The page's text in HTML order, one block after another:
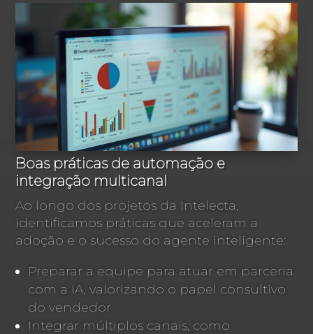
Boas práticas de automação e
integração multicanal
Ao longo dos projetos da Intelecta,
identificamos práticas que aceleram a
adoção e o sucesso do agente inteligente:
Preparar a equipe para atuar em parceria
com a IA, valorizando o papel consultivo
do vendedor
Integrar múltiplos canais, como